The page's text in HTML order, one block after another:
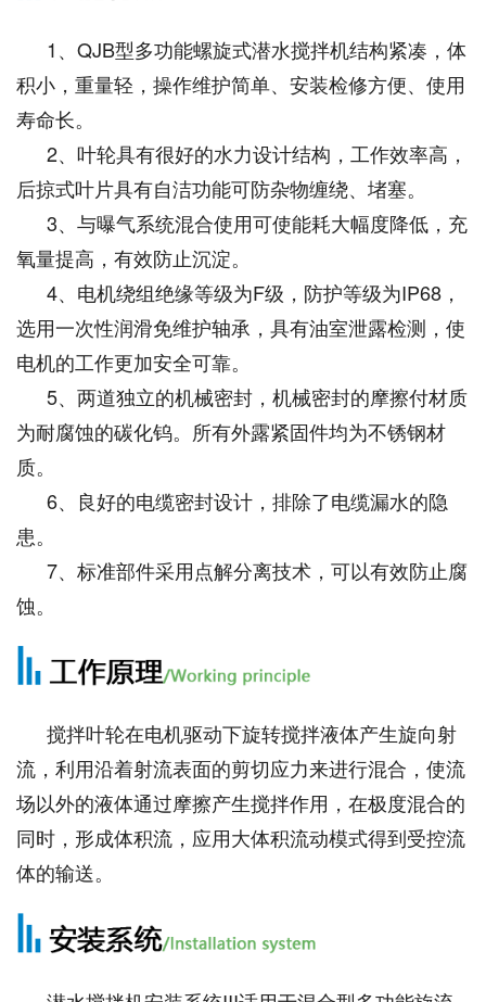
1、QJB型多功能螺旋式潜水搅拌机结构紧凑，体
积小，重量轻，操作维护简单、安装检修方便、使用
寿命长。
2、叶轮具有很好的水力设计结构，工作效率高，
后掠式叶片具有自洁功能可防杂物缠绕、堵塞。
3、与曝气系统混合使用可使能耗大幅度降低，充
氧量提高，有效防止沉淀。
4、电机绕组绝缘等级为F级，防护等级为IP68，
选用一次性润滑免维护轴承，具有油室泄露检测，使
电机的工作更加安全可靠。
5、两道独立的机械密封，机械密封的摩擦付材质
为耐腐蚀的碳化钨。所有外露紧固件均为不锈钢材
质。
6、良好的电缆密封设计，排除了电缆漏水的隐
患。
7、标准部件采用点解分离技术，可以有效防止腐
蚀。
搅拌叶轮在电机驱动下旋转搅拌液体产生旋向射
流，利用沿着射流表面的剪切应力来进行混合，使流
场以外的液体通过摩擦产生搅拌作用，在极度混合的
同时，形成体积流，应用大体积流动模式得到受控流
体的输送。